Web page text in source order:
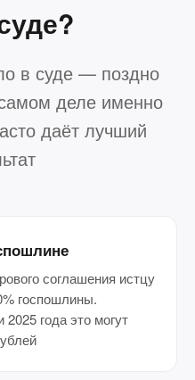
в суде — поздно
деле именно
даёт лучший
соглашения истцу
госпошлины.
года это могут